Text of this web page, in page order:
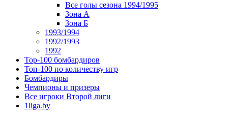
Все голы сезона 1994/1995
Зона А
Зона Б
1993/1994
1992/1993
1992
Top-100 бомбардиров
Топ-100 по количеству игр
Бомбардиры
Чемпионы и призеры
Все игроки Второй лиги
1liga.by